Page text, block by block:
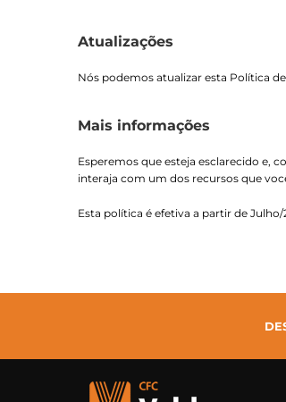
Atualizações
Nós podemos atualizar esta Política
Mais informações
Esperemos que esteja esclarecido e,
interaja com um dos recursos que
Esta política é efetiva a partir de Julho/